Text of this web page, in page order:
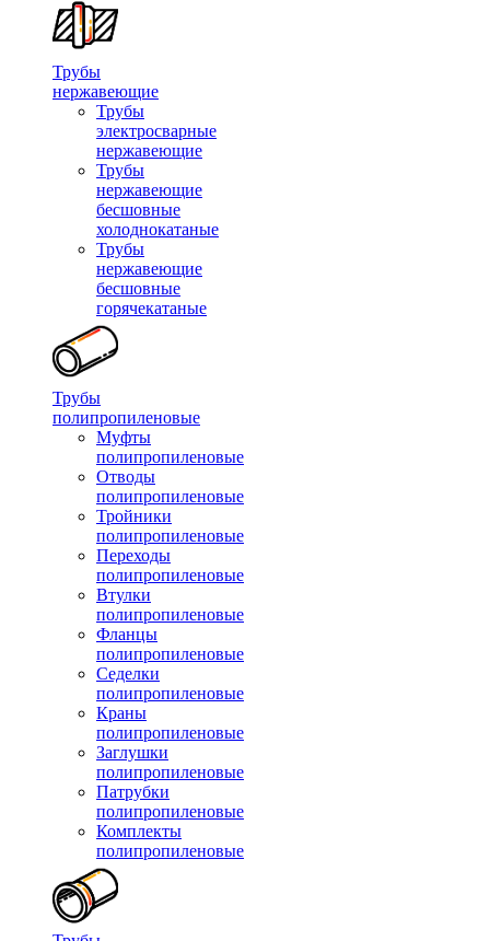
Трубы
нержавеющие
Трубы
электросварные
нержавеющие
Трубы
нержавеющие
бесшовные
холоднокатаные
Трубы
нержавеющие
бесшовные
горячекатаные
Трубы
полипропиленовые
Муфты
полипропиленовые
Отводы
полипропиленовые
Тройники
полипропиленовые
Переходы
полипропиленовые
Втулки
полипропиленовые
Фланцы
полипропиленовые
Седелки
полипропиленовые
Краны
полипропиленовые
Заглушки
полипропиленовые
Патрубки
полипропиленовые
Комплекты
полипропиленовые